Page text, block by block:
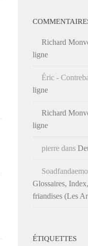
Richard
ligne
Éric -
ligne
Richard
ligne
pierre dans
Glossaires,
friandises (Les
ÉTIQUETTES